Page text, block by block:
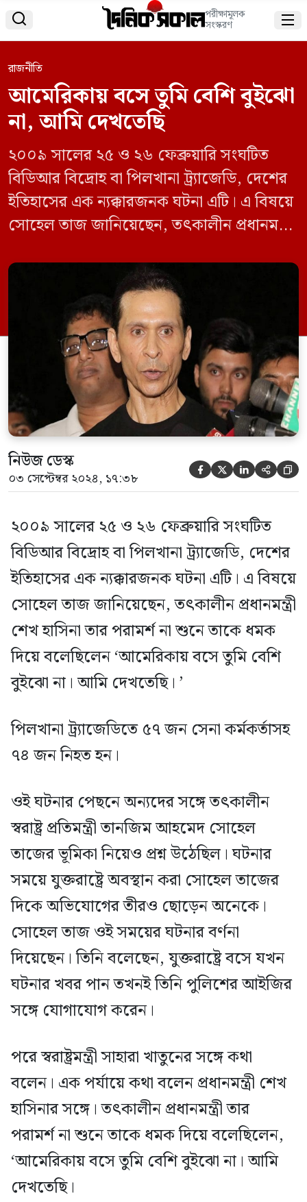
 পরীক্ষামূলক
সংস্করণ 
রাজনীতি
আমেরিকায় বসে তুমি বেশি বুইঝো
না, আমি দেখতেছি
২০০৯ সালের ২৫ ও ২৬ ফেব্রুয়ারি সংঘটিত
বিডিআর বিদ্রোহ বা পিলখানা ট্র্যাজেডি, দেশের
ইতিহাসের এক ন্যক্কারজনক ঘটনা এটি। এ বিষয়ে
সোহেল তাজ জানিয়েছেন, তৎকালীন প্রধানমন্ত্রী
দিয়ে বলেছিলেন ‘আমেরিকায় বসে তুমি বেশি
বুইঝো না। আমি দেখতেছি। ’ পিলখানা
ট্র্যাজেডিতে ৫৭ জন সেনা কর্মকর্তাসহ ৭৪ জন
নিহত হন। ওই […]
নিউজ ডেস্ক
০৩ সেপ্টেম্বর ২০২৪, ১৭:৩৮     
২০০৯ সালের ২৫ ও ২৬ ফেব্রুয়ারি সংঘটিত
বিডিআর বিদ্রোহ বা পিলখানা ট্র্যাজেডি, দেশের
ইতিহাসের এক ন্যক্কারজনক ঘটনা এটি। এ বিষয়ে
সোহেল তাজ জানিয়েছেন, তৎকালীন প্রধানমন্ত্রী
শেখ হাসিনা তার পরামর্শ না শুনে তাকে ধমক
দিয়ে বলেছিলেন ‘আমেরিকায় বসে তুমি বেশি
বুইঝো না। আমি দেখতেছি। ’
পিলখানা ট্র্যাজেডিতে ৫৭ জন সেনা কর্মকর্তাসহ
৭৪ জন নিহত হন।
ওই ঘটনার পেছনে অন্যদের সঙ্গে তৎকালীন
স্বরাষ্ট্র প্রতিমন্ত্রী তানজিম আহমেদ সোহেল
তাজের ভূমিকা নিয়েও প্রশ্ন উঠেছিল। ঘটনার
সময়ে যুক্তরাষ্ট্রে অবস্থান করা সোহেল তাজের
দিকে অভিযোগের তীরও ছোড়েন অনেকে।
সোহেল তাজ ওই সময়ের ঘটনার বর্ণনা
দিয়েছেন। তিনি বলেছেন, যুক্তরাষ্ট্রে বসে যখন
ঘটনার খবর পান তখনই তিনি পুলিশের আইজির
সঙ্গে যোগাযোগ করেন।
পরে স্বরাষ্ট্রমন্ত্রী সাহারা খাতুনের সঙ্গে কথা
বলেন। এক পর্যায়ে কথা বলেন প্রধানমন্ত্রী শেখ
হাসিনার সঙ্গে। তৎকালীন প্রধানমন্ত্রী তার
পরামর্শ না শুনে তাকে ধমক দিয়ে বলেছিলেন,
‘আমেরিকায় বসে তুমি বেশি বুইঝো না। আমি
দেখতেছি।